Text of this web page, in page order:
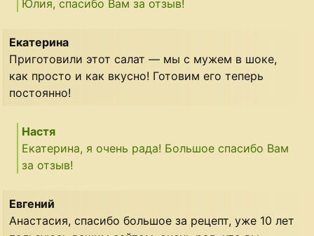
Юлия, спасибо Вам за отзыв!
Екатерина
Приготовили этот салат — мы с мужем в шоке,
как просто и как вкусно! Готовим его теперь
постоянно!
Настя
Екатерина, я очень рада! Большое спасибо Вам
за отзыв!
Евгений
Анастасия, спасибо большое за рецепт, уже 10 лет